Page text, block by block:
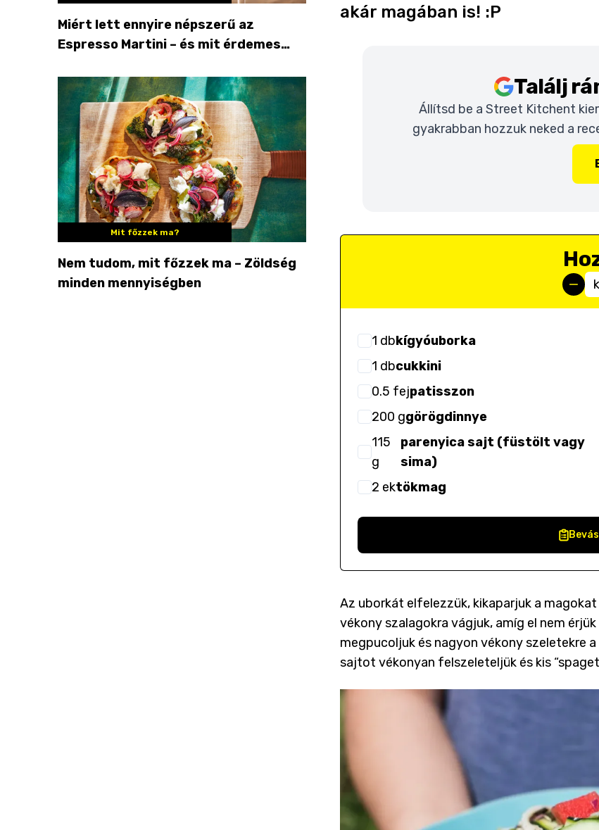
Miért lett ennyire népszerű az
Espresso Martini – és mit érdemes
Mit főzzek ma?
Nem tudom, mit főzzek ma – Zöldség
minden mennyiségben
akár magában is! :P
Találj
Állítsd be a Street Kitchent
gyakrabban hozzuk neked a
1 dbkígyóuborka
1 dbcukkini
0.5 fejpatisszon
200 ggörögdinnye
115
g
parenyica sajt (füstölt vagy
sima)
2 ektökmag
Az uborkát elfelezzük, kikaparjuk a
vékony szalagokra vágjuk, amíg el nem
megpucoljuk és nagyon vékony szeletekre
sajtot vékonyan felszeleteljük és kis